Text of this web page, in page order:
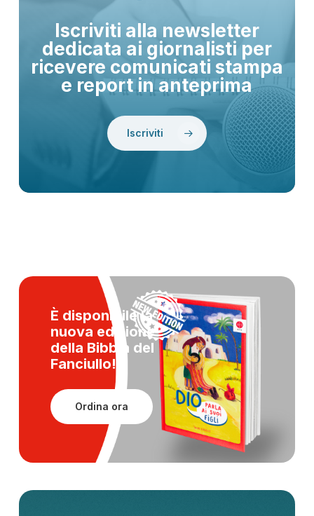
Iscriviti alla newsletter
dedicata ai giornalisti per
ricevere comunicati stampa
e report in anteprima
Iscriviti
È disponibile la
nuova edizione
della Bibbia del
Fanciullo!
Ordina ora